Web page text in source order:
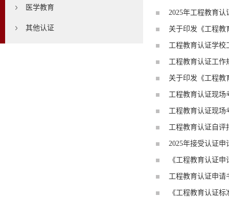
医学教育
其他认证
2025年工程教育
关于印发《工程教
工程教育认证学校
工程教育认证工作
关于印发《工程教
工程教育认证现场
工程教育认证现场
工程教育认证自评
2025年接受认证
《工程教育认证
工程教育认证申请
《工程教育认证